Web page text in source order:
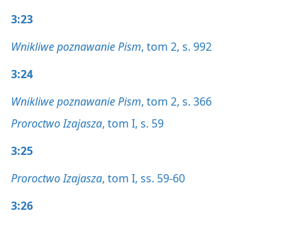
3:23
Wnikliwe poznawanie Pism, tom 2, s. 992
3:24
Wnikliwe poznawanie Pism, tom 2, s. 366
Proroctwo Izajasza, tom I, s. 59
3:25
Proroctwo Izajasza, tom I, ss. 59-60
3:26